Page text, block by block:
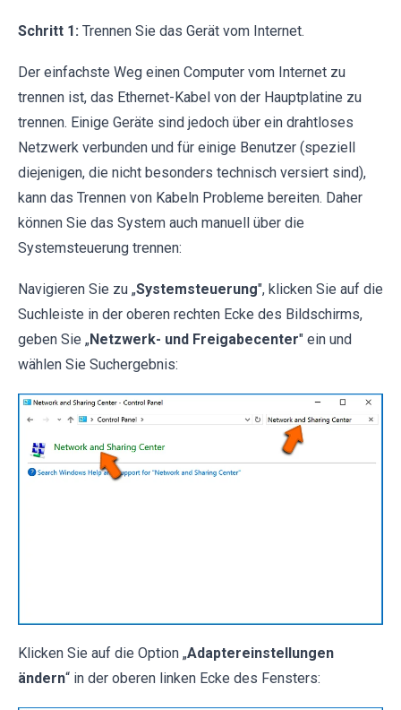
Schritt 1: Trennen Sie das Gerät vom Internet.
Der einfachste Weg einen Computer vom Internet zu
trennen ist, das Ethernet-Kabel von der Hauptplatine zu
trennen. Einige Geräte sind jedoch über ein drahtloses
Netzwerk verbunden und für einige Benutzer (speziell
diejenigen, die nicht besonders technisch versiert sind),
kann das Trennen von Kabeln Probleme bereiten. Daher
können Sie das System auch manuell über die
Systemsteuerung trennen:
Navigieren Sie zu „Systemsteuerung", klicken Sie auf die
Suchleiste in der oberen rechten Ecke des Bildschirms,
geben Sie „Netzwerk- und Freigabecenter" ein und
wählen Sie Suchergebnis:
Klicken Sie auf die Option „Adaptereinstellungen
ändern“ in der oberen linken Ecke des Fensters: